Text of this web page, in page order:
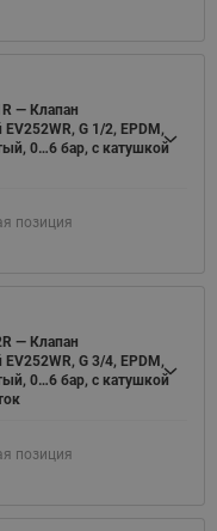
— Клапан
G 1/2, EPDM,
0…6 бар, с катушкой
позиция
— Клапан
G 3/4, EPDM,
0…6 бар, с катушкой
позиция